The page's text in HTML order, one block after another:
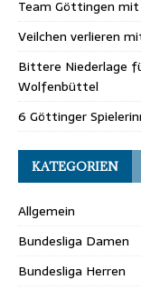
Team Göttingen
Veilchen verlieren
Bittere Niederlage
Wolfenbüttel
6 Göttinger
KATEGORIEN
Allgemein
Bundesliga Damen
Bundesliga Herren